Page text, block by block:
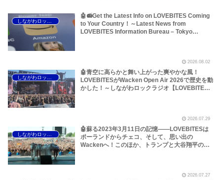
🤖📻Get the Latest Info on LOVEBITES Coming
to Your Country！～Latest News from
LOVEBITES Information Bureau – Tokyo
2026.08.02
しながわロックラジオ
🤖青空に高らかと舞い上がった爽やかな風！
LOVEBITESがWacken Open Air 2026で歴史を動
かした！～しながわロックラジオ【LOVEBITES
Hell】【LOVEBITES Soldier Stands Solitarily】
【LOVEBITES When Destinies Align】
【LOVEBITES M.D.O.】【LOVEBITES Holy
War】
2026.07.29
🤖蘇る2023年3月11日の記憶――LOVEBITESは
ポーランドからチェコ、そして、思い出の
Wackenへ！このほか、トランプと大谷翔平のア
【LOVEBITES The Castaway】【LOVEBITES
2026.07.27